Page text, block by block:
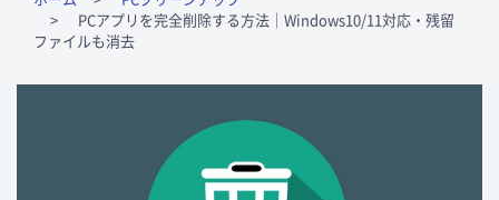
PCアプリを完全削除する方法｜Windows10/11対応・残留
ファイルも消去